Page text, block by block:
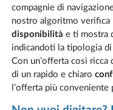
compagnie di
nostro algoritmo verifica
disponibilità e ti mostra
indicandoti la tipologia
Con un’offerta così
di un rapido e chiaro
l’offerta più conveniente